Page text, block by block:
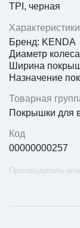
TPI, черная
Характеристики
Бренд: KENDA
Диаметр
Ширина
Назначение
Товарная
Покрышки для
Код
00000000257
Производитель